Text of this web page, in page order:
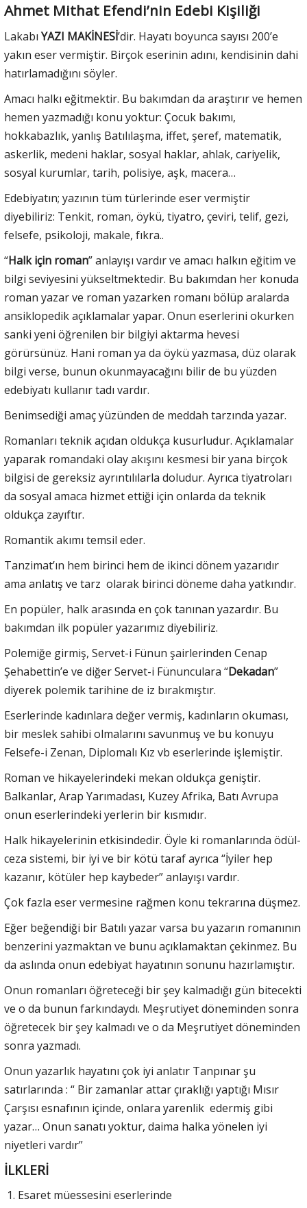
Ahmet Mithat Efendi’nin Edebi Kişiliği
Lakabı YAZI MAKİNESİ’dir. Hayatı boyunca sayısı 200’e
yakın eser vermiştir. Birçok eserinin adını, kendisinin dahi
hatırlamadığını söyler.
Amacı halkı eğitmektir. Bu bakımdan da araştırır ve hemen
hemen yazmadığı konu yoktur: Çocuk bakımı,
hokkabazlık, yanlış Batılılaşma, iffet, şeref, matematik,
askerlik, medeni haklar, sosyal haklar, ahlak, cariyelik,
sosyal kurumlar, tarih, polisiye, aşk, macera…
Edebiyatın; yazının tüm türlerinde eser vermiştir
diyebiliriz: Tenkit, roman, öykü, tiyatro, çeviri, telif, gezi,
felsefe, psikoloji, makale, fıkra..
“Halk için roman” anlayışı vardır ve amacı halkın eğitim ve
bilgi seviyesini yükseltmektedir. Bu bakımdan her konuda
roman yazar ve roman yazarken romanı bölüp aralarda
ansiklopedik açıklamalar yapar. Onun eserlerini okurken
sanki yeni öğrenilen bir bilgiyi aktarma hevesi
görürsünüz. Hani roman ya da öykü yazmasa, düz olarak
bilgi verse, bunun okunmayacağını bilir de bu yüzden
edebiyatı kullanır tadı vardır.
Benimsediği amaç yüzünden de meddah tarzında yazar.
Romanları teknik açıdan oldukça kusurludur. Açıklamalar
yaparak romandaki olay akışını kesmesi bir yana birçok
bilgisi de gereksiz ayrıntılılarla doludur. Ayrıca tiyatroları
da sosyal amaca hizmet ettiği için onlarda da teknik
oldukça zayıftır.
Romantik akımı temsil eder.
Tanzimat’ın hem birinci hem de ikinci dönem yazarıdır
ama anlatış ve tarz olarak birinci döneme daha yatkındır.
En popüler, halk arasında en çok tanınan yazardır. Bu
bakımdan ilk popüler yazarımız diyebiliriz.
Polemiğe girmiş, Servet-i Fünun şairlerinden Cenap
Şehabettin’e ve diğer Servet-i Fünunculara “Dekadan”
diyerek polemik tarihine de iz bırakmıştır.
Eserlerinde kadınlara değer vermiş, kadınların okuması,
bir meslek sahibi olmalarını savunmuş ve bu konuyu
Felsefe-i Zenan, Diplomalı Kız vb eserlerinde işlemiştir.
Roman ve hikayelerindeki mekan oldukça geniştir.
Balkanlar, Arap Yarımadası, Kuzey Afrika, Batı Avrupa
onun eserlerindeki yerlerin bir kısmıdır.
Halk hikayelerinin etkisindedir. Öyle ki romanlarında ödül-
ceza sistemi, bir iyi ve bir kötü taraf ayrıca “İyiler hep
kazanır, kötüler hep kaybeder” anlayışı vardır.
Çok fazla eser vermesine rağmen konu tekrarına düşmez.
Eğer beğendiği bir Batılı yazar varsa bu yazarın romanının
benzerini yazmaktan ve bunu açıklamaktan çekinmez. Bu
da aslında onun edebiyat hayatının sonunu hazırlamıştır.
Onun romanları öğreteceği bir şey kalmadığı gün bitecekti
ve o da bunun farkındaydı. Meşrutiyet döneminden sonra
öğretecek bir şey kalmadı ve o da Meşrutiyet döneminden
sonra yazmadı.
Onun yazarlık hayatını çok iyi anlatır Tanpınar şu
satırlarında : “ Bir zamanlar attar çıraklığı yaptığı Mısır
Çarşısı esnafının içinde, onlara yarenlik edermiş gibi
yazar… Onun sanatı yoktur, daima halka yönelen iyi
niyetleri vardır”
İLKLERİ
Esaret müessesini eserlerinde